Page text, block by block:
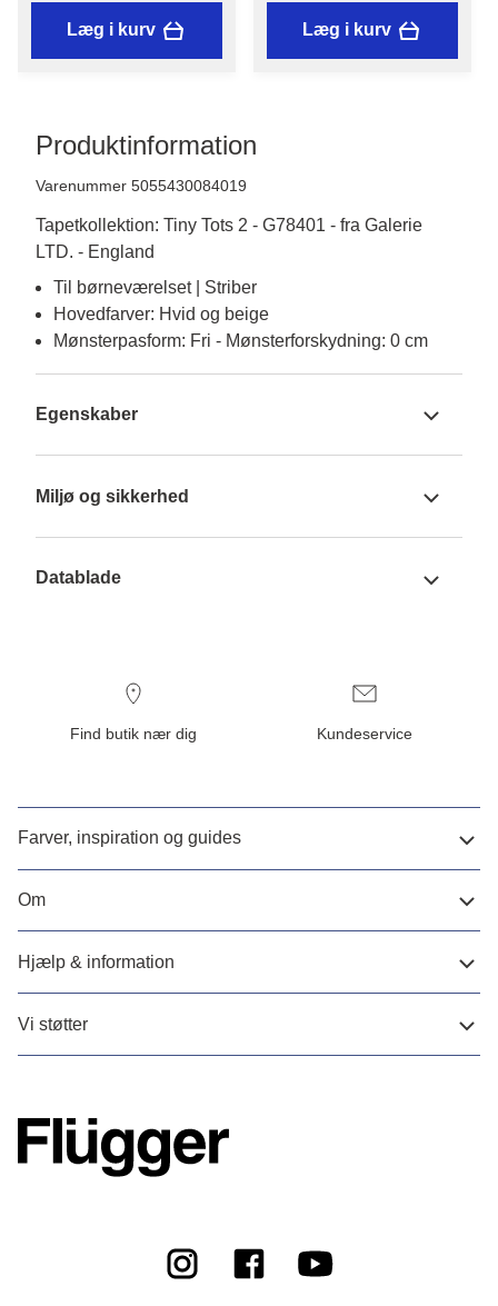
Læg i kurv Læg i kurv
Produktinformation
Varenummer 5055430084019
Tapetkollektion: Tiny Tots 2 - G78401 - fra Galerie
LTD. - England
Til børneværelset | Striber
Hovedfarver: Hvid og beige
Mønsterpasform: Fri - Mønsterforskydning: 0 cm
Egenskaber
Miljø og sikkerhed
Datablade
Find butik nær dig Kundeservice
Farver, inspiration og guides
Om
Hjælp & information
Vi støtter